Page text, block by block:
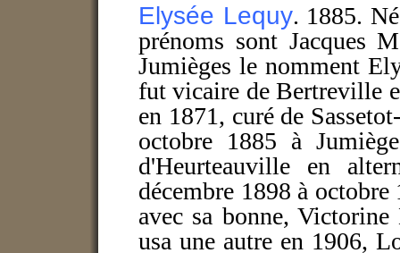
Elysée Lequy. 1885.
prénoms sont Jacques
Jumièges le nomment
fut vicaire de Bertreville
en 1871, curé de
octobre 1885 à
d'Heurteauville en
décembre 1898 à
avec sa bonne,
usa une autre en 1906,